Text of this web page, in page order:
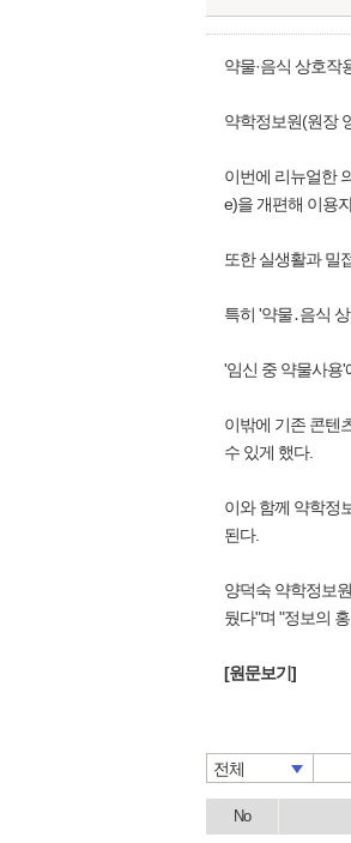
약물·음식 상호
약학정보원(원장
이번에 리뉴얼한
e)을 개편해 이용
또한 실생활과
특히 '약물․음식
'임신 중 약물사용'
이밖에 기존 콘텐
수 있게 했다.
이와 함께 약학정
된다.
양덕숙 약학정보
뒀다"며 "정보의
[원문보기]
전체
No